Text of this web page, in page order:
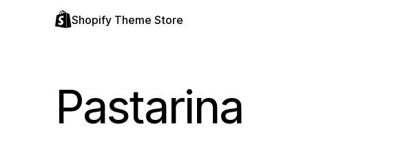
Shopify Theme Store
Pastarina